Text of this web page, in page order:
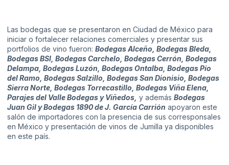
Las bodegas que se presentaron en Ciudad de México para
iniciar o fortalecer relaciones comerciales y presentar sus
portfolios de vino fueron: Bodegas Alceño, Bodegas Bleda,
Bodegas BSI, Bodegas Carchelo, Bodegas Cerrón, Bodegas
Delampa, Bodegas Luzón, Bodegas Ontalba, Bodegas Pío
del Ramo, Bodegas Salzillo, Bodegas San Dionisio, Bodegas
Sierra Norte, Bodegas Torrecastillo, Bodegas Viña Elena,
Parajes del Valle Bodegas y Viñedos, y además Bodegas
Juan Gil y Bodegas 1890 de J. García Carrión apoyaron este
salón de importadores con la presencia de sus corresponsales
en México y presentación de vinos de Jumilla ya disponibles
en este país.